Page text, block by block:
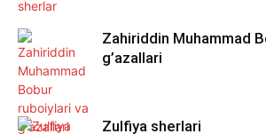
Zahiriddin Muhammad
g’azallari
Zulfiya sherlari